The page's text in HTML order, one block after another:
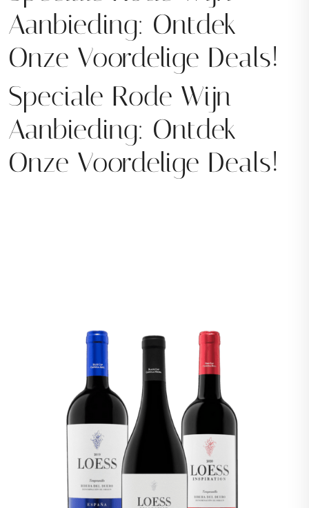
Aanbieding: Ontdek
Onze Voordelige Deals!
Speciale Rode Wijn
Aanbieding: Ontdek
Onze Voordelige Deals!